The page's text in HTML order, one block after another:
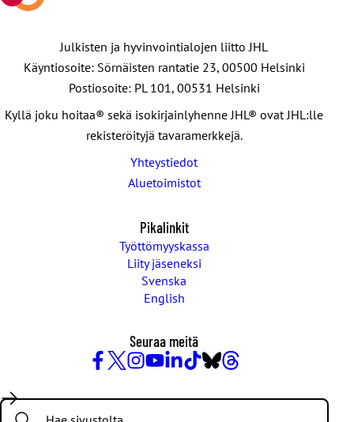
Julkisten ja hyvinvointialojen liitto JHL
Käyntiosoite: Sörnäisten rantatie 23, 00500 Helsinki
Postiosoite: PL 101, 00531 Helsinki
Kyllä joku hoitaa® sekä isokirjainlyhenne JHL® ovat JHL:lle
rekisteröityjä tavaramerkkejä.
Yhteystiedot
Aluetoimistot
Pikalinkit
Työttömyyskassa
Liity jäseneksi
Svenska
English
Seuraa meitä
/
Twitter
Search: